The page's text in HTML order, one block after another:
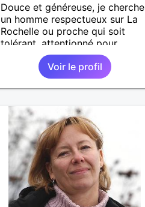
Douce et généreuse, je cherche
un homme respectueux sur La
Rochelle ou proche qui soit
tolérant, attentionné pour
profiter de la vie à deux.
Voir le profil